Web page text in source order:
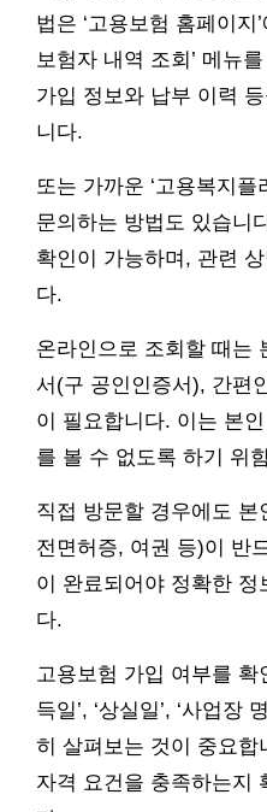
법은 ‘고용보험 홈페이지
보험자 내역 조회’ 메뉴
가입 정보와 납부 이력
니다.
또는 가까운 ‘고용복지플
문의하는 방법도 있습니
확인이 가능하며, 관련
다.
온라인으로 조회할 때는
서(구 공인인증서), 간편
이 필요합니다. 이는 본
를 볼 수 없도록 하기 위
직접 방문할 경우에도
전면허증, 여권 등)이 반
이 완료되어야 정확한 정
다.
고용보험 가입 여부를 확
득일’, ‘상실일’, ‘사업장
히 살펴보는 것이 중요합
자격 요건을 충족하는지